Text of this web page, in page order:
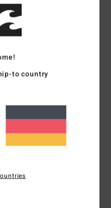
Bewertung
dieses Produkt
to country